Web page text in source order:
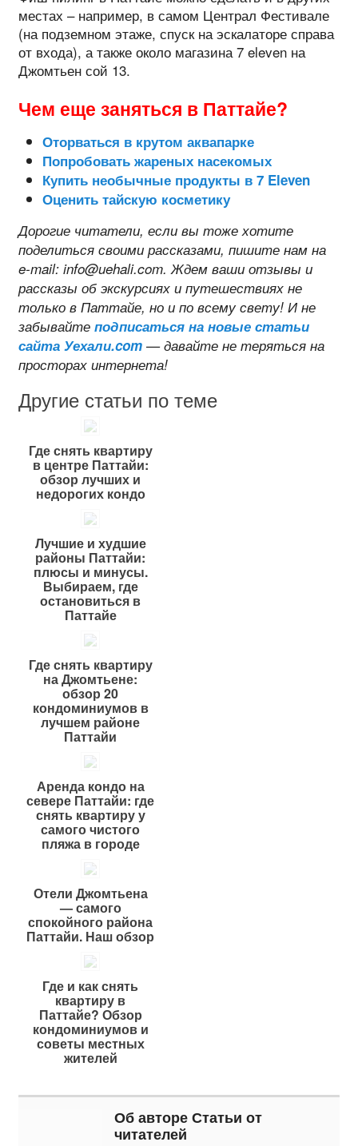
местах – например, в самом Централ Фестивале
(на подземном этаже, спуск на эскалаторе справа
от входа), а также около магазина 7 eleven на
Джомтьен сой 13.
Чем еще заняться в Паттайе?
Оторваться в крутом аквапарке
Попробовать жареных насекомых
Купить необычные продукты в 7 Eleven
Оценить тайскую косметику
Дорогие читатели, если вы тоже хотите
поделиться своими рассказами, пишите нам на
e-mail: info@uehali.com. Ждем ваши отзывы и
рассказы об экскурсиях и путешествиях не
только в Паттайе, но и по всему свету! И не
забывайте подписаться на новые статьи
сайта Уехали.com— давайте не теряться на
просторах интернета!
Другие статьи по теме
Где снять квартиру
в центре Паттайи:
обзор лучших и
недорогих кондо
Лучшие и худшие
районы Паттайи:
плюсы и минусы.
Выбираем, где
остановиться в
Паттайе
Где снять квартиру
на Джомтьене:
обзор 20
кондоминиумов в
лучшем районе
Паттайи
Аренда кондо на
севере Паттайи: где
снять квартиру у
самого чистого
пляжа в городе
Отели Джомтьена
— самого
спокойного района
Паттайи. Наш обзор
Где и как снять
квартиру в
Паттайе? Обзор
кондоминиумов и
советы местных
жителей
Об авторе Статьи от
читателей